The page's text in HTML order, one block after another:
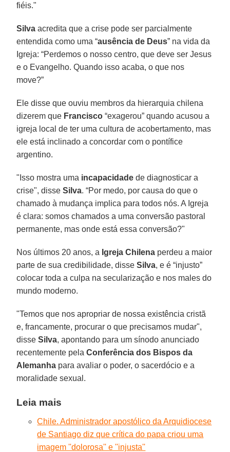
fiéis."
Silva acredita que a crise pode ser parcialmente
entendida como uma “ausência de Deus” na vida da
Igreja: “Perdemos o nosso centro, que deve ser Jesus
e o Evangelho. Quando isso acaba, o que nos
move?”
Ele disse que ouviu membros da hierarquia chilena
dizerem que Francisco “exagerou” quando acusou a
igreja local de ter uma cultura de acobertamento, mas
ele está inclinado a concordar com o pontífice
argentino.
"Isso mostra uma incapacidade de diagnosticar a
crise", disseSilva. “Por medo, por causa do que o
chamado à mudança implica para todos nós. A Igreja
é clara: somos chamados a uma conversão pastoral
permanente, mas onde está essa conversão?"
Nos últimos 20 anos, a Igreja Chilena perdeu a maior
parte de sua credibilidade, disseSilva, e é “injusto”
colocar toda a culpa na secularização e nos males do
mundo moderno.
"Temos que nos apropriar de nossa existência cristã
e, francamente, procurar o que precisamos mudar",
disseSilva, apontando para um sínodo anunciado
recentemente pelaConferência dos Bispos da
Alemanha para avaliar o poder, o sacerdócio e a
moralidade sexual.
Leia mais
Chile. Administrador apostólico da Arquidiocese
de Santiago diz que crítica do papa criou uma
imagem ''dolorosa'' e ''injusta''